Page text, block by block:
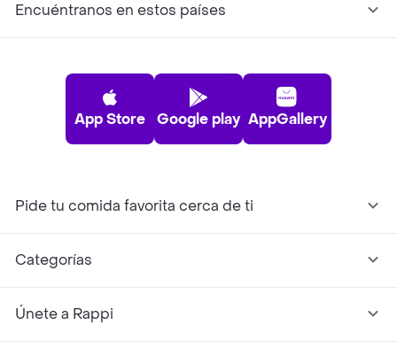
Encuéntranos en estos países
App Store Google play AppGallery
Pide tu comida favorita cerca de ti
Categorías
Únete a Rappi